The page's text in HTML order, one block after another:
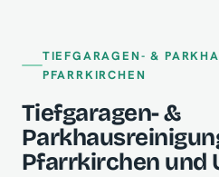
TIEFGARAGEN- &
PFARRKIRCHEN
Tiefgaragen- &
Pfarrkirchen und